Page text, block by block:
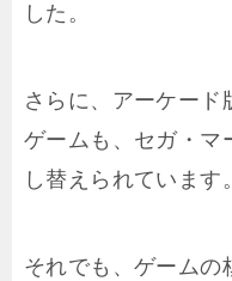
した。
さらに、アーケード
ゲームも、セガ・マ
し替えられています。
それでも、ゲームの